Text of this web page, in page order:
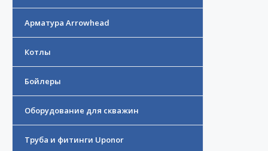
Арматура Arrowhead
Котлы
Бойлеры
Оборудование для скважин
Труба и фитинги Uponor